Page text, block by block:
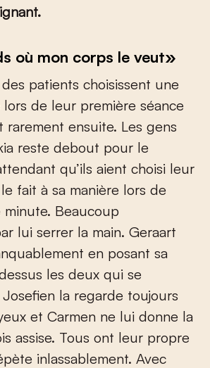
où mon corps le veut»
lors de leur première séance
rarement ensuite. Les gens
reste debout pour le
qu’ils aient choisi leur
fait à sa manière lors de
Beaucoup
lui serrer la main. Geraart
en posant sa
les deux qui se
la regarde toujours
et Carmen ne lui donne la
assise. Tous ont leur propre
inlassablement. Avec